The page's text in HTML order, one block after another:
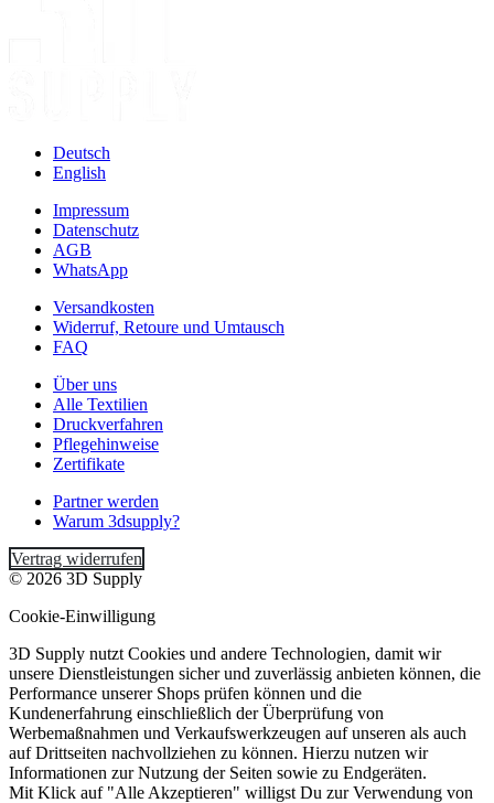
Deutsch
English
Impressum
Datenschutz
AGB
WhatsApp
Versandkosten
Widerruf, Retoure und Umtausch
FAQ
Über uns
Alle Textilien
Druckverfahren
Pflegehinweise
Zertifikate
Partner werden
Warum 3dsupply?
Vertrag widerrufen
© 2026 3D Supply
Cookie-Einwilligung
3D Supply nutzt Cookies und andere Technologien, damit wir
unsere Dienstleistungen sicher und zuverlässig anbieten können, die
Performance unserer Shops prüfen können und die
Kundenerfahrung einschließlich der Überprüfung von
Werbemaßnahmen und Verkaufswerkzeugen auf unseren als auch
auf Drittseiten nachvollziehen zu können. Hierzu nutzen wir
Informationen zur Nutzung der Seiten sowie zu Endgeräten.
Mit Klick auf "Alle Akzeptieren" willigst Du zur Verwendung von